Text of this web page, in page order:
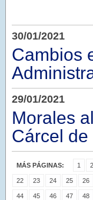
30/01/2021
Cambios
29/01/2021
Morales
Cárcel
MÁS PÁGINAS: 1 2
22 23 24 25 26
44 45 46 47 48